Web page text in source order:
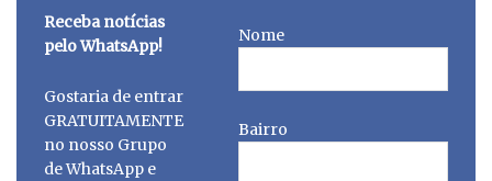
Receba notícias
pelo WhatsApp!
Gostaria de entrar
GRATUITAMENTE
no nosso Grupo
de WhatsApp e
Nome
Bairro